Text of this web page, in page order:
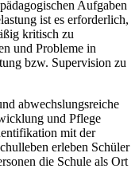
Aufgaben
ist es erforderlich,
kritisch zu
und Probleme in
bzw. Supervision zu
abwechslungsreiche
und Pflege
mit der
erleben Schüler
die Schule als Ort